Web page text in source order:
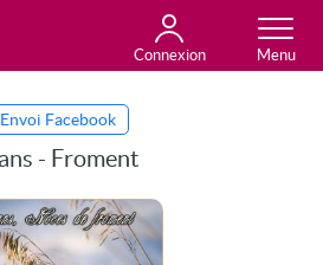
Connexion
Envoi Facebook
- Froment